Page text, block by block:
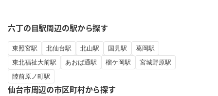
六丁の目駅周辺の駅から探す
東照宮駅 北仙台駅 北山駅 国見駅
葛岡駅
東北福祉大前駅
あおば通駅 榴ケ岡駅
宮城野原駅
陸前原ノ町駅
仙台市周辺の市区町村から探す